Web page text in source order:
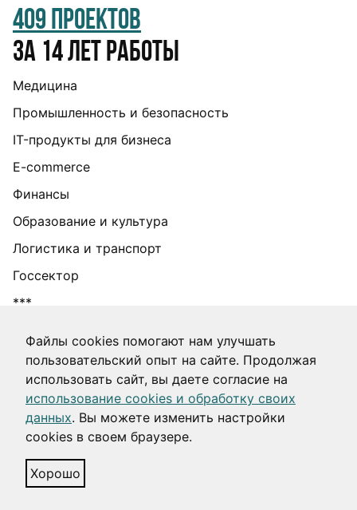
Файлы cookies помогают нам улучшать
пользовательский опыт на сайте. Продолжая
использовать сайт, вы даете согласие на
использование cookies и обработку своих
данных. Вы можете изменить настройки
cookies в своем браузере.
Хорошо
409 проектов
за 14 лет работы
Медицина
Промышленность и безопасность
IT-продукты для бизнеса
E-commerce
Финансы
Образование и культура
Логистика и транспорт
Госсектор
***
2012–
2026
Москва • Санкт-Петербург • Подгорица •
Хайфа
Политика в отношении обработки персональных
данных